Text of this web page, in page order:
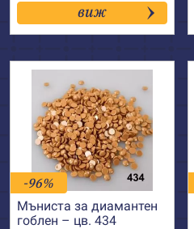
виж
-96%
Мъниста за диамантен
гоблен – цв. 434